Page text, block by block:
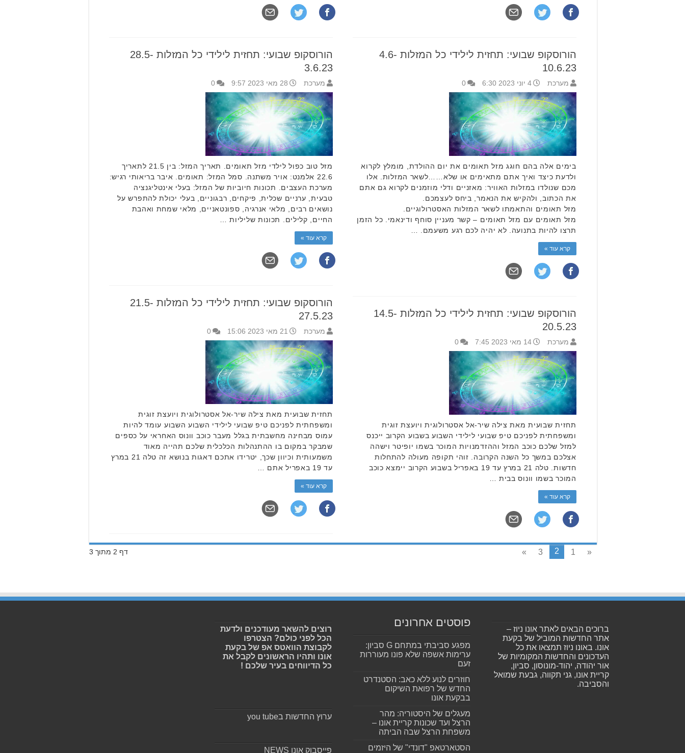
הורוסקופ שבועי: תחזית לילידי כל המזלות 4.6-
10.6.23
מערכת 4 יוני 2023 6:30 0
בימים אלה בהם חוגג מזל תאומים את יום ההולדת, מומלץ לקרוא
ולדעת כיצד ואיך אתם מתאימים או שלא……לשאר המזלות. אלו
מכם שנולדו במזלות האוויר: מאזניים ודלי מוזמנים לקרוא גם אתם
את הכתוב, ולהקיש את הנאמר, ביחס לעצמכם.
מזל תאומים והתאמתו לשאר המזלות האסטרולוגיים.
מזל תאומים עם מזל תאומים – קשר מעניין סוחף ודינאמי. כל הזמן
תרצו להיות בתנועה. לא יהיה לכם רגע משעמם. …
קרא עוד »
הורוסקופ שבועי: תחזית לילידי כל המזלות 28.5-
3.6.23
מערכת 28 מאי 2023 9:57 0
מזל טוב כפול לילדי מזל תאומים. תאריך המזל: בין 21.5 לתאריך
22.6 אלמנט: אויר משתנה. סמל המזל: תאומים. איבר בריאותי רגיש:
מערכת העצבים. תכונות חיוביות של המזל: בעלי אינטליגנציה
טבעית, ערניים שכלית, פיקחים, רבגוניים, בעלי יכולת להתפרש על
נושאים רבים, מלאי אנרגיה, ספונטאניים, מלאי שמחת ואהבת
החיים, קלילים. תכונות שליליות …
קרא עוד »
הורוסקופ שבועי: תחזית לילידי כל המזלות 21.5-
27.5.23
מערכת 21 מאי 2023 15:06 0
תחזית שבועית מאת צילה שיר-אל אסטרולוגית ויועצת זוגית
ומשפחתית לפניכם טיפ שבועי לילידי השבוע השבוע עומד להיות
עמוס מבחינה מחשבתית בגלל מעבר כוכב וונוס האחראי על כספים
שמבקר במקום בו ההתנהלות הכלכלית שלכם תהייה מאוד
משמעותית וכיוון שכך, יטרידו אתכם דאגות בנושא זה טלה 21 במרץ
עד 19 באפריל אתם …
קרא עוד »
הורוסקופ שבועי: תחזית לילידי כל המזלות 14.5-
20.5.23
מערכת 14 מאי 2023 7:45 0
תחזית שבועית מאת צילה שיר-אל אסטרולוגית ויועצת זוגית
ומשפחתית לפניכם טיפ שבועי לילידי השבוע בשבוע הקרוב ייכנס
למזל שלכם כוכב המזל וההזדמנויות המוכר בשמו יופיטר וישהה
אצלכם במשך כל השנה הקרובה. זוהי תקופה מעולה להתחלות
חדשות. טלה 21 במרץ עד 19 באפריל בשבוע הקרוב יימצא כוכב
המוכר בשמו וונוס בבית …
קרא עוד »
דף 2 מתוך 3 «
1
2
3
»
ברוכים הבאים לאתר אונו ניוז –
אתר החדשות המוביל של בקעת
אונו. באונו ניוז תמצאו את כל
העדכונים והחדשות המקומיות של
אור יהודה, יהוד-מונוסון, סביון,
קריית אונו, גני תקווה, גבעת שמואל
והסביבה.
פוסטים אחרונים
מפגע סביבתי במתחם G סביון:
ערימות אשפה שלא פונו מעוררות
זעם
חוזרים לנוע ללא כאב: הסטנדרט
החדש של רפואת השיקום
בבקעת אונו
מעגלים של היסטוריה: מהר
הרצל ועד שכונות קריית אונו –
משפחת הרצל שבה הביתה
הסטארטאפ "דונדי" של היזמים
רוצים להשאר מעודכנים ולדעת
הכל לפני כולם? הצטרפו
לקבוצת הוואטס אפ של בקעת
אונו ותהיו הראשונים לקבל את
כל הדיווחים בעיר שלכם !
ערוץ החדשות בyou tube
פייסבוק אונו NEWS